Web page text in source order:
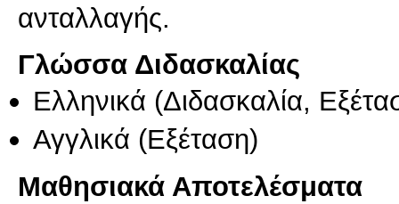
ανταλλαγής.
Γλώσσα Διδασκαλίας
Ελληνικά (Διδασκαλία,
Αγγλικά (Εξέταση)
Μαθησιακά Αποτελέσματα